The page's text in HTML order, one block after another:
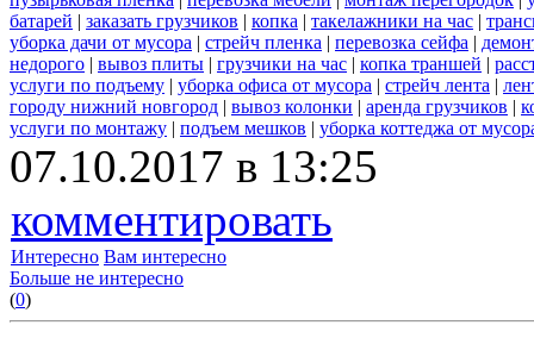
батарей | заказать грузчиков | копка | такелажники на час |
уборка дачи от мусора | стрейч пленка | перевозка сейфа |
недорого | вывоз плиты | грузчики на час | копка траншей |
услуги по подъему | уборка офиса от мусора | стрейч лента |
городу нижний новгород | вывоз колонки | аренда грузчиков |
услуги по монтажу | подъем мешков | уборка коттеджа от
07.10.2017 в 13:25
комментировать
Интересно Вам интересно
Больше не интересно
(0)